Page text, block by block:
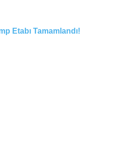
Etabı Tamamlandı!